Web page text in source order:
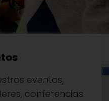
eventos,
conferencias